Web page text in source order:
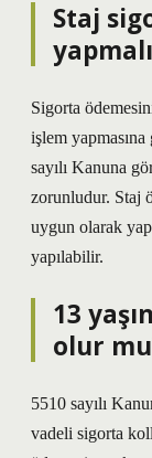
Staj
Sigorta
işlem
sayılı Kanuna
zorunludur. Staj
uygun olarak
yapılabilir.
13
olur
5510 sayılı
vadeli sigorta